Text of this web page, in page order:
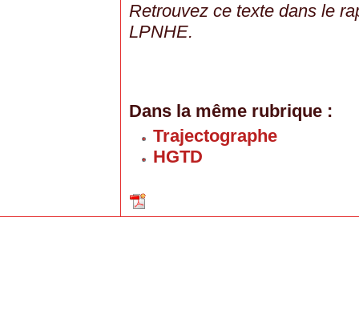
Retrouvez ce texte dans le
LPNHE.
Dans la même rubrique :
Trajectographe
HGTD